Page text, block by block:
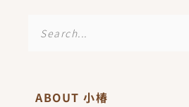
ABOUT 小椿